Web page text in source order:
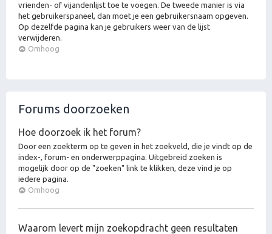
vrienden- of vijandenlijst toe te voegen. De tweede manier is via
het gebruikerspaneel, dan moet je een gebruikersnaam opgeven.
Op dezelfde pagina kan je gebruikers weer van de lijst
verwijderen.
Omhoog
Forums doorzoeken
Hoe doorzoek ik het forum?
Door een zoekterm op te geven in het zoekveld, die je vindt op de
index-, forum- en onderwerppagina. Uitgebreid zoeken is
mogelijk door op de "zoeken" link te klikken, deze vind je op
iedere pagina.
Omhoog
Waarom levert mijn zoekopdracht geen resultaten